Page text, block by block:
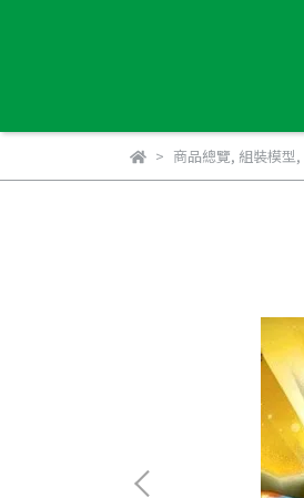
商品總覽, 組裝模型,